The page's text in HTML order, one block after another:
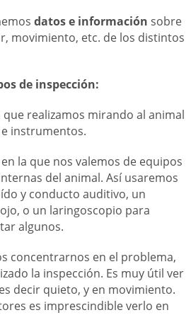
datos e información sobre
movimiento, etc. de los distintos
de inspección:
que realizamos mirando al animal
instrumentos.
la que nos valemos de equipos
del animal. Así usaremos
y conducto auditivo, un
o un laringoscopio para
algunos.
concentrarnos en el problema,
la inspección. Es muy útil ver
decir quieto, y en movimiento.
es imprescindible verlo en